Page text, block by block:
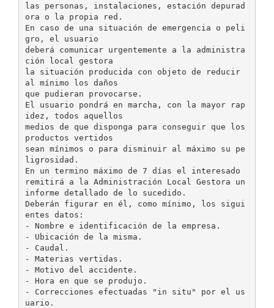
las personas, instalaciones, estación depurad
ora o la propia red.
En caso de una situación de emergencia o peli
gro, el usuario
deberá comunicar urgentemente a la administra
ción local gestora
la situación producida con objeto de reducir
al mínimo los daños
que pudieran provocarse.
El usuario pondrá en marcha, con la mayor rap
idez, todos aquellos
medios de que disponga para conseguir que los
productos vertidos
sean mínimos o para disminuir al máximo su pe
ligrosidad.
En un termino máximo de 7 días el interesado
remitirá a la Administración Local Gestora un
informe detallado de lo sucedido.
Deberán figurar en él, como mínimo, los sigui
entes datos:
- Nombre e identificación de la empresa.
- Ubicación de la misma.
- Caudal.
- Materias vertidas.
- Motivo del accidente.
- Hora en que se produjo.
- Correcciones efectuadas "in situ" por el us
uario.